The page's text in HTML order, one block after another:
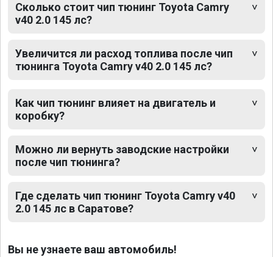
Сколько стоит чип тюнинг Toyota Camry
v40 2.0 145 лс?
Увеличится ли расход топлива после чип
тюнинга Toyota Camry v40 2.0 145 лс?
Как чип тюнинг влияет на двигатель и
коробку?
Можно ли вернуть заводские настройки
после чип тюнинга?
Где сделать чип тюнинг Toyota Camry v40
2.0 145 лс в Саратове?
Вы не узнаете ваш автомобиль!